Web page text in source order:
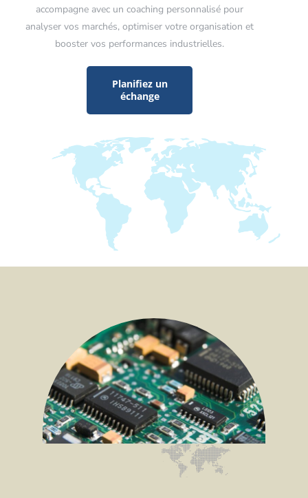
accompagne avec un coaching personnalisé pour
analyser vos marchés, optimiser votre organisation et
booster vos performances industrielles.
Planifiez un
échange